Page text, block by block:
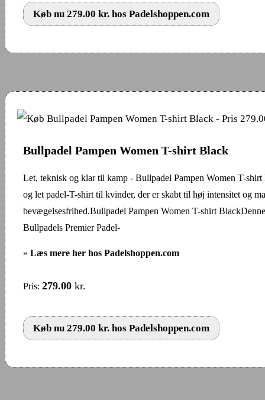
Køb nu 279.00 kr. hos Padelshoppen.com
Bullpadel Pampen Women T-shirt Black
Let, teknisk og klar til kamp - Bullpadel Pampen Women T-
og let padel-T-shirt til kvinder, der er skabt til høj intensitet og
bevægelsesfrihed.Bullpadel Pampen Women T-shirt
Bullpadels Premier Padel-
» Læs mere her hos Padelshoppen.com
Pris: 279.00 kr.
Køb nu 279.00 kr. hos Padelshoppen.com